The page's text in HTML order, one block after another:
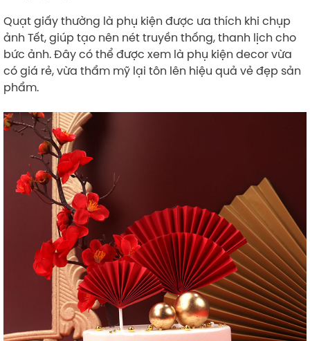
Quạt giấy thường là phụ kiện được ưa thích khi chụp
ảnh Tết, giúp tạo nên nét truyền thống, thanh lịch cho
bức ảnh. Đây có thể được xem là phụ kiện decor vừa
có giá rẻ, vừa thẩm mỹ lại tôn lên hiệu quả vẻ đẹp sản
phẩm.